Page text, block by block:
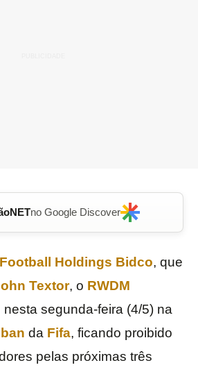
no Google Discover
Holdings Bidco, que
Textor, o RWDM
nesta segunda-feira (4/5) na
da Fifa, ficando proibido
pelas próximas três